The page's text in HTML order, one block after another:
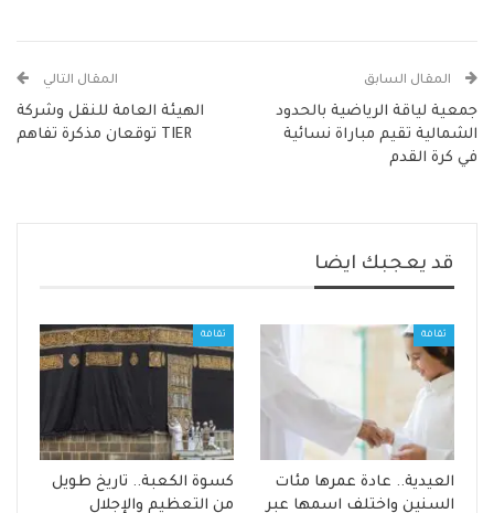
المقال السابق
جمعية لياقة الرياضية بالحدود
الشمالية تقيم مباراة نسائية
في كرة القدم
المقال التالي
الهيئة العامة للنقل وشركة
TIER توقعان مذكرة تفاهم
قد يعجبك ايضا
ثقافة
العيدية.. عادة عمرها مئات
السنين واختلف اسمها عبر
ثقافة
كسوة الكعبة.. تاريخ طويل
من التعظيم والإجلال